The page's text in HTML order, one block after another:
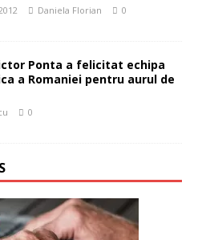
Daniela Florian 0
Ponta a felicitat echipa
a Romaniei pentru aurul de
0